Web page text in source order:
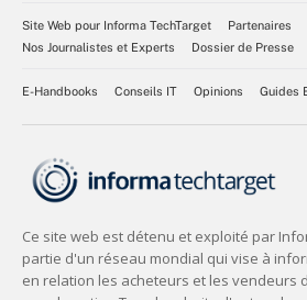
Site Web pour Informa TechTarget Partenaires
Nos Journalistes et Experts
Dossier de Presse
E-Handbooks Conseils IT Opinions Guides